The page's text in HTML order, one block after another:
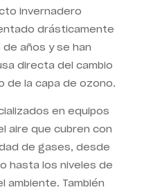
invernadero
drásticamente
años y se han
directa del cambio
de la capa de ozono.
en equipos
aire que cubren con
de gases, desde
hasta los niveles de
ambiente. También